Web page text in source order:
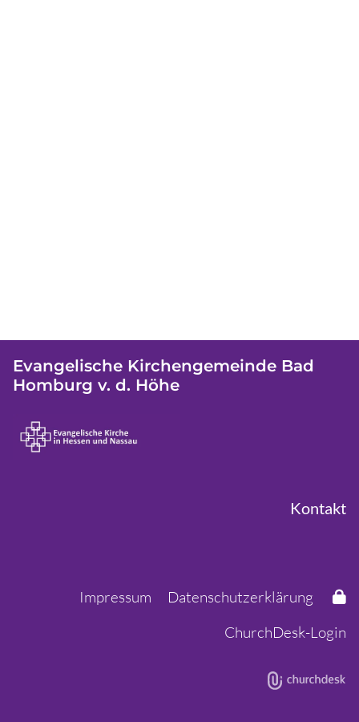
Evangelische Kirchengemeinde Bad
Homburg v. d. Höhe
Kontakt
Impressum
Datenschutzerklärung
ChurchDesk-Login